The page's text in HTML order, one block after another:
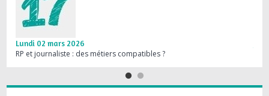
Lundi 02 mars 2026
RP et journaliste : des métiers compatibles ?